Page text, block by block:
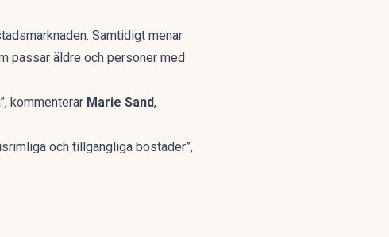
Samtidigt menar
passar äldre och personer med
kommenterar Marie Sand,
och tillgängliga bostäder”,